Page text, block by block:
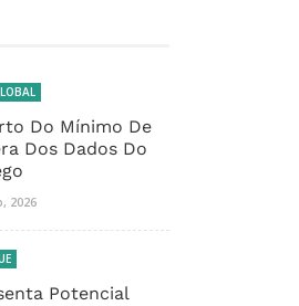
Do Mínimo De
Dos Dados Do
2026
Potencial